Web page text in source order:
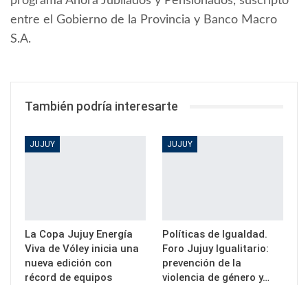
entre el Gobierno de la Provincia y Banco Macro
S.A.
También podría interesarte
JUJUY
La Copa Jujuy Energía
Viva de Vóley inicia una
nueva edición con
récord de equipos
JUJUY
Políticas de Igualdad.
Foro Jujuy Igualitario:
prevención de la
violencia de género y…